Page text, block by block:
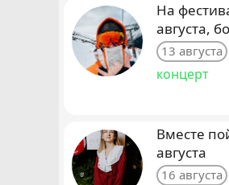
На
августа,
13 августа
концерт
Вместе
августа
16 августа